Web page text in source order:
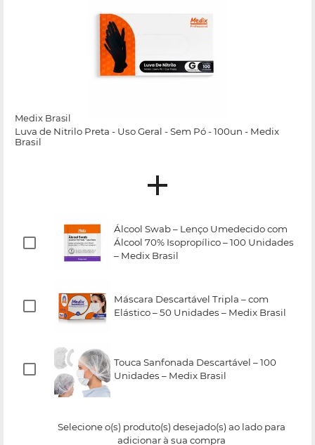
Medix Brasil
Luva de Nitrilo Preta - Uso Geral - Sem Pó - 100un - Medix
Brasil
Álcool Swab – Lenço Umedecido com
Álcool 70% Isopropílico – 100 Unidades
– Medix Brasil
Máscara Descartável Tripla – com
Elástico – 50 Unidades – Medix Brasil
Touca Sanfonada Descartável – 100
Unidades – Medix Brasil
Selecione o(s) produto(s) desejado(s) ao lado para
adicionar à sua compra